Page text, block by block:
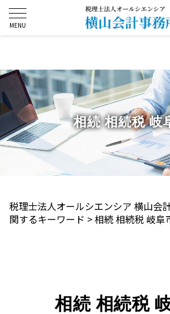
お問い合わせ
相続 相続税 岐
税理士法人オールシエンシア 横山会
関するキーワード >相続 相続税 岐阜
相続 相続税